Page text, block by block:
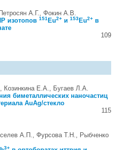
А.Г., Фокин А.В.
изотопов 151 Eu2+ и 153Eu2+ в
109
Е.А., Бугаев Л.А.
биметаллических наночастиц
AuAg/стекло
115
А.П., Фурсова Т.Н., Рыбченко
3+